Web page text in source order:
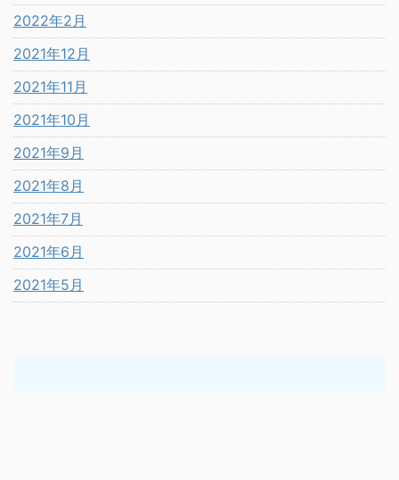
2022年2月
2021年12月
2021年11月
2021年10月
2021年9月
2021年8月
2021年7月
2021年6月
2021年5月